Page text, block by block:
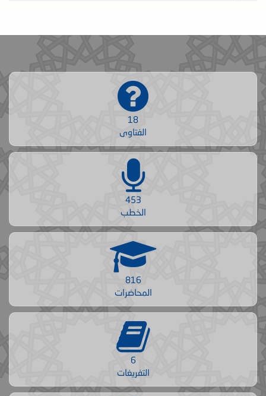
18
الفتاوى
453
الخطب
816
المحاضرات
6
التفريغات